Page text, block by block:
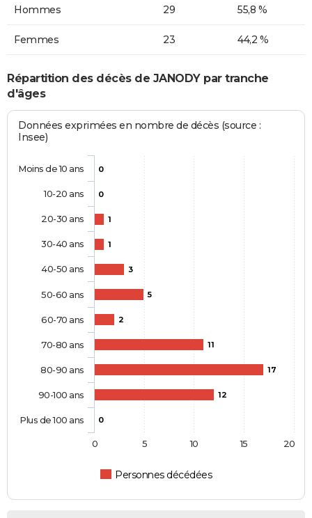
Hommes 29 55,8 %
Femmes 23 44,2 %
Répartition des décès de JANODY par tranche
d'âges
Données exprimées en nombre de décès (source :
Insee)
0
0
1
1
3
5
2
11
17
12
0
Personnes décédées
Moins de 10 ans
10-20 ans
20-30 ans
30-40 ans
40-50 ans
50-60 ans
60-70 ans
70-80 ans
80-90 ans
90-100 ans
Plus de 100 ans
0 5 10 15 20